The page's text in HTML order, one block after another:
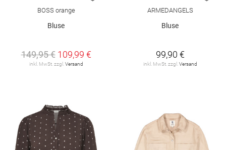
BOSS orange
Bluse
149,95 € 109,99 €
inkl. MwSt. zzgl. Versand
ARMEDANGELS
Bluse
99,90 €
inkl. MwSt. zzgl. Versand